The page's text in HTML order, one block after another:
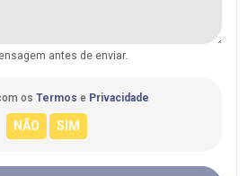
antes de enviar.
os Termos e Privacidade